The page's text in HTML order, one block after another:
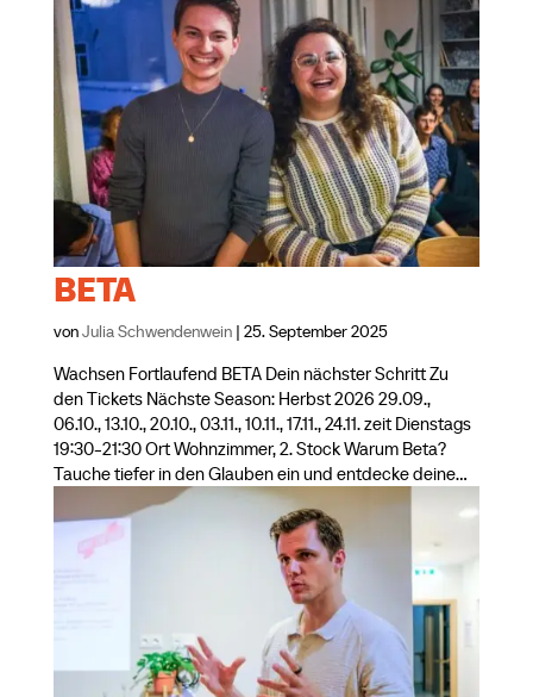
BETA
vonJulia Schwendenwein| 25. September 2025
Wachsen Fortlaufend BETA Dein nächster Schritt Zu
den Tickets Nächste Season: Herbst 2026 29.09.,
06.10., 13.10., 20.10., 03.11., 10.11., 17.11., 24.11. zeit Dienstags
19:30-21:30 Ort Wohnzimmer, 2. Stock Warum Beta?
Tauche tiefer in den Glauben ein und entdecke deine...